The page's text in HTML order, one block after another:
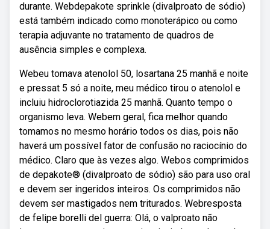
durante. Webdepakote sprinkle (divalproato de sódio)
está também indicado como monoterápico ou como
terapia adjuvante no tratamento de quadros de
ausência simples e complexa.
Webeu tomava atenolol 50, losartana 25 manhã e noite
e pressat 5 só a noite, meu médico tirou o atenolol e
incluiu hidroclorotiazida 25 manhã. Quanto tempo o
organismo leva. Webem geral, fica melhor quando
tomamos no mesmo horário todos os dias, pois não
haverá um possível fator de confusão no raciocínio do
médico. Claro que às vezes algo. Webos comprimidos
de depakote® (divalproato de sódio) são para uso oral
e devem ser ingeridos inteiros. Os comprimidos não
devem ser mastigados nem triturados. Webresposta
de felipe borelli del guerra: Olá, o valproato não